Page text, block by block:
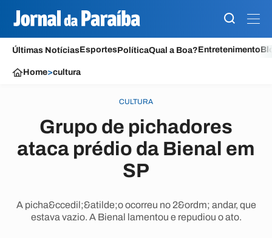
Últimas NotíciasEsportesPolíticaQual a Boa?Entretenimento
Home>cultura
CULTURA
Grupo de pichadores
ataca prédio da Bienal em
SP
A picha&ccedil;&atilde;o ocorreu no 2&ordm; andar, que
estava vazio. A Bienal lamentou e repudiou o ato.